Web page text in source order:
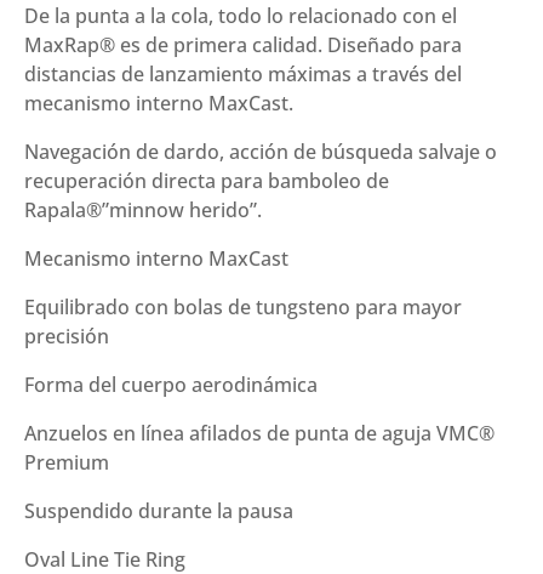
(50
mm
4
g)
De la punta a la cola, todo lo relacionado con el
MaxRap® es de primera calidad. Diseñado para
distancias de lanzamiento máximas a través del
mecanismo interno MaxCast.
Navegación de dardo, acción de búsqueda salvaje o
recuperación directa para bamboleo de
Rapala®”minnow herido”.
Mecanismo interno MaxCast
Equilibrado con bolas de tungsteno para mayor
precisión
Forma del cuerpo aerodinámica
Anzuelos en línea afilados de punta de aguja VMC®
Premium
Suspendido durante la pausa
Oval Line Tie Ring